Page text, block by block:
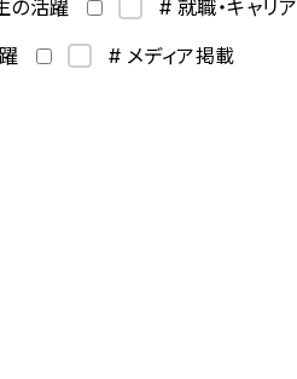
の活躍
# 就職・キャリア
# メディア掲載